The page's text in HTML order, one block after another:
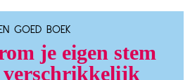
GOED BOEK
je eigen stem